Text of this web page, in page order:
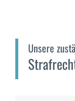
Unsere